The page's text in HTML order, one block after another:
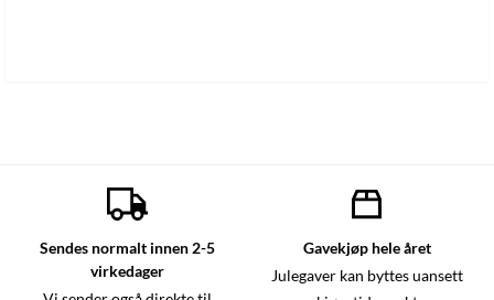
Sendes normalt innen 2-5
virkedager
Gavekjøp hele året
Julegaver kan byttes uansett